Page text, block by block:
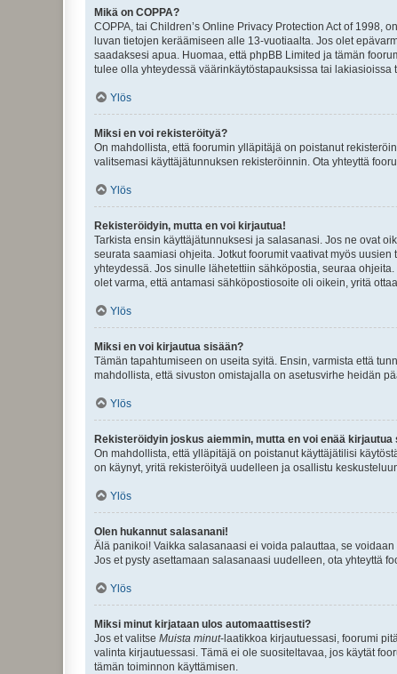
Mikä on COPPA?
COPPA, tai Children’s Online Privacy Protection Act of
luvan tietojen keräämiseen alle 13-vuotiaalta. Jos olet
saadaksesi apua. Huomaa, että phpBB Limited ja tämän
tulee olla yhteydessä väärinkäytöstapauksissa tai lakiasioissa
Ylös
Miksi en voi rekisteröityä?
On mahdollista, että foorumin ylläpitäjä on poistanut
valitsemasi käyttäjätunnuksen rekisteröinnin. Ota yhteyttä
Ylös
Rekisteröidyin, mutta en voi kirjautua!
Tarkista ensin käyttäjätunnuksesi ja salasanasi. Jos ne ovat
seurata saamiasi ohjeita. Jotkut foorumit vaativat myös
yhteydessä. Jos sinulle lähetettiin sähköpostia, seuraa
olet varma, että antamasi sähköpostiosoite oli oikein, yritä
Ylös
Miksi en voi kirjautua sisään?
Tämän tapahtumiseen on useita syitä. Ensin, varmista että
mahdollista, että sivuston omistajalla on asetusvirhe heidän
Ylös
Rekisteröidyin joskus aiemmin, mutta en voi enää kirjautua
On mahdollista, että ylläpitäjä on poistanut käyttäjätilisi
on käynyt, yritä rekisteröityä uudelleen ja osallistu
Ylös
Olen hukannut salasanani!
Älä panikoi! Vaikka salasanaasi ei voida palauttaa, se
Jos et pysty asettamaan salasanaasi uudelleen, ota yhteyttä
Ylös
Miksi minut kirjataan ulos automaattisesti?
Jos et valitse Muista minut-laatikkoa kirjautuessasi, foorumi
valinta kirjautuessasi. Tämä ei ole suositeltavaa, jos käytät
tämän toiminnon käyttämisen.